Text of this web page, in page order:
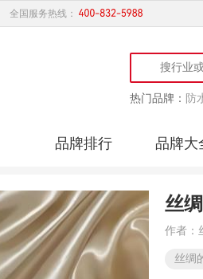
全国服务热线：
热门品牌： 防
品牌排行 品牌大
丝
作者：
丝绸